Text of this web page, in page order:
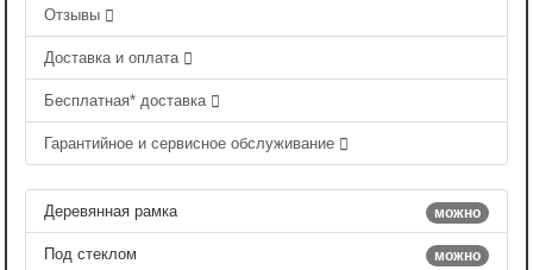
Отзывы
Доставка и оплата
Бесплатная* доставка
Гарантийное и сервисное обслуживание
можно
Деревянная рамка
можно
Под стеклом